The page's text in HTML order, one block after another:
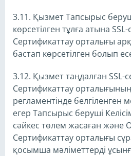
3.11. Қызмет Тапсырыс
көрсетілген тұлға атына
Сертификаттау орталығы
бастап көрсетілген болып
3.12. Қызмет таңдалған SSL-
Сертификаттау
регламентінде белгіленген
егер Тапсырыс беруші
сәйкес төлем жасаған
Сертификаттау орталығы
қосымша мәліметтерді